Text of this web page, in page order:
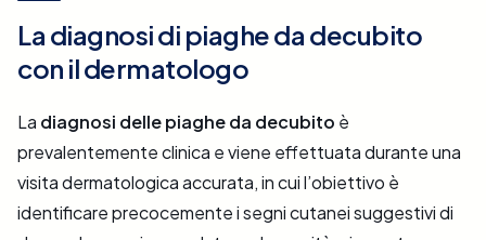
La diagnosi di piaghe da decubito
con il dermatologo
La diagnosi delle piaghe da decubito è
prevalentemente clinica e viene effettuata durante una
visita dermatologica accurata, in cui l’obiettivo è
identificare precocemente i segni cutanei suggestivi di